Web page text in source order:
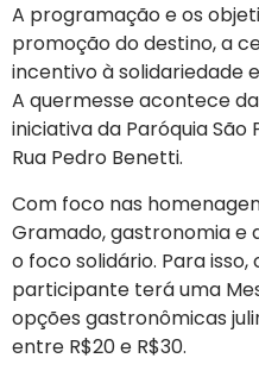
A programação e os
promoção do destino, a
incentivo à solidariedade
A quermesse acontece
iniciativa da Paróquia
Rua Pedro Benetti.
Com foco nas
Gramado, gastronomia e
o foco solidário. Para
participante terá uma
opções gastronômicas
entre R$20 e R$30.